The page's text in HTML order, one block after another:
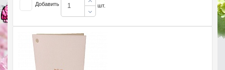
Добавить шт.